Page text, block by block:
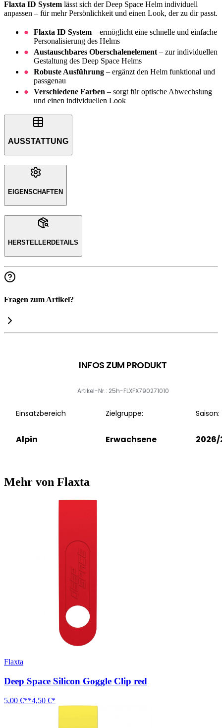
Flaxta ID System lässt sich der Deep Space Helm individuell
anpassen – für mehr Persönlichkeit und einen Look, der zu dir passt.
Flaxta ID System – ermöglicht eine schnelle und einfache
Personalisierung des Helms
Austauschbares Oberschalenelement – zur individuellen
Gestaltung des Deep Space Helms
Robuste Ausführung – ergänzt den Helm funktional und
passgenau
Verschiedene Farben – sorgt für optische Abwechslung
und einen individuellen Look
AUSSTATTUNG
EIGENSCHAFTEN
HERSTELLERDETAILS
Fragen zum Artikel?
INFOS ZUM PRODUKT
Artikel-Nr.: 25h-FLXFX790271010
Einsatzbereich
Alpin
Zielgruppe:
Erwachsene
Saison:
2026/
Mehr von Flaxta
Flaxta
Deep Space Silicon Goggle Clip red
5,00 €**4,50 €*